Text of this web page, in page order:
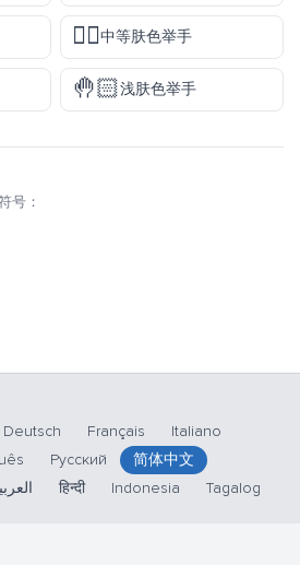
✋🏽中等肤色举手
🤚🏻浅肤色举手
号：
Deutsch Français
Italiano
Русский
简体中文
हिन्दी Indonesia Tagalog